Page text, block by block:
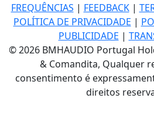
FREQUÊNCIAS | FEEDBACK|
POLÍTICA DE PRIVACIDADE |
PUBLICIDADE |
© 2026 BMHAUDIO Portugal
& Comandita, Qualquer
consentimento é
direitos